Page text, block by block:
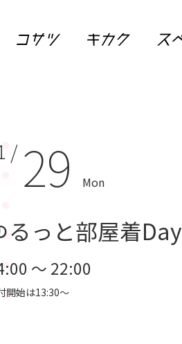
/ 29 Mon
るっと部屋着Day
～ 22:00
開始は13:30～